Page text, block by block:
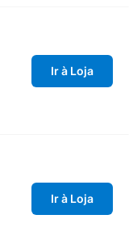
Ir à Loja
Ir à Loja